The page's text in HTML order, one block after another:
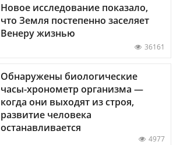
Новое исследование показало,
что Земля постепенно заселяет
Венеру жизнью
36161
Обнаружены биологические
часы-хронометр организма —
когда они выходят из строя,
развитие человека
останавливается
4977